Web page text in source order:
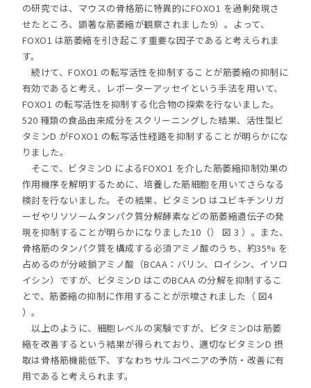
の研究では、マウスの骨格筋に特異的にFOXO1 を過剰発現さ
せたところ、顕著な筋萎縮が観察されました9）。よって、
FOXO1 は筋萎縮を引き起こす重要な因子であると考えられま
す。
続けて、FOXO1 の転写活性を抑制することが筋萎縮の抑制に
有効であると考え、レポーターアッセイという手法を用いて、
FOXO1 の転写活性を抑制する化合物の探索を行ないました。
520 種類の食品由来成分をスクリーニングした結果、活性型ビ
タミンD がFOXO1 の転写活性経路を抑制することが明らかにな
りました。
そこで、ビタミンD によるFOXO1 を介した筋萎縮抑制効果の
作用機序を解明するために、培養した筋細胞を用いてさらなる
検討を行ないました。その結果、ビタミンD はユビキチンリガ
ーゼやリソソームタンパク質分解酵素などの筋萎縮遺伝子の発
現を抑制することが明らかになりました10（） 図 3 ）。また、
骨格筋のタンパク質を構成する必須アミノ酸のうち、約35% を
占めるのが分岐鎖アミノ酸（BCAA：バリン、ロイシン、イソロ
イシン）ですが、ビタミンD はこのBCAA の分解を抑制するこ
とで、筋萎縮の抑制に作用することが示唆されました（ 図4
）。
以上のように、細胞レベルの実験ですが、ビタミンDは筋萎
縮を改善するという結果が得られており、適切なビタミンD 摂
取は骨格筋機能低下、すなわちサルコペニアの予防・改善に有
用であると考えられます。